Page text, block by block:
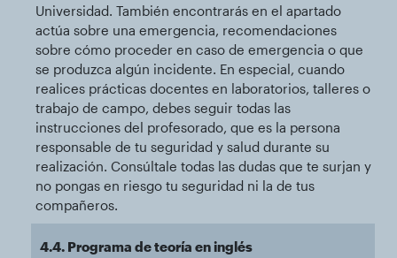
Universidad. También encontrarás en el apartado
actúa sobre una emergencia, recomendaciones
sobre cómo proceder en caso de emergencia o que
se produzca algún incidente. En especial, cuando
realices prácticas docentes en laboratorios, talleres o
trabajo de campo, debes seguir todas las
instrucciones del profesorado, que es la persona
responsable de tu seguridad y salud durante su
realización. Consúltale todas las dudas que te surjan y
no pongas en riesgo tu seguridad ni la de tus
compañeros.
4.4. Programa de teoría en inglés